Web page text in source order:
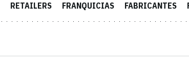
RETAILERS FRANQUICIAS FABRICANTES